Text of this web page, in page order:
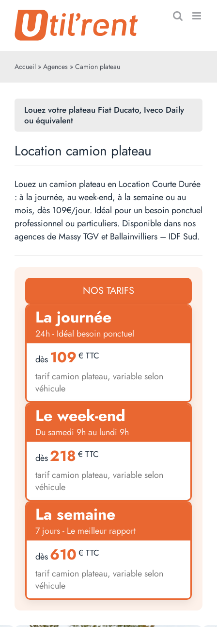
contenu
Accueil» Agences» Camion plateau
Louez votre plateau Fiat Ducato, Iveco Daily
ou équivalent
Location camion plateau
Louez un camion plateau en Location Courte Durée
: à la journée, au week-end, à la semaine ou au
mois, dès 109€/jour. Idéal pour un besoin ponctuel
professionnel ou particuliers. Disponible dans nos
agences de Massy TGV et Ballainvilliers – IDF Sud.
NOS TARIFS
La journée
24h - Idéal besoin ponctuel
dès 109 € TTC
tarif camion plateau, variable selon
véhicule
Le week-end
Du samedi 9h au lundi 9h
dès218 € TTC
tarif camion plateau, variable selon
véhicule
La semaine
7 jours - Le meilleur rapport
dès610 € TTC
tarif camion plateau, variable selon
véhicule